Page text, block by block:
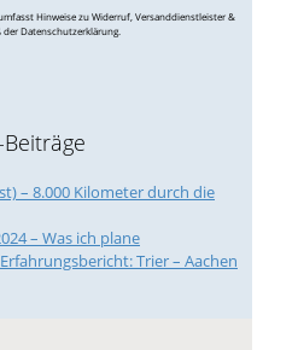
Hinweise zu Widerruf, Versanddienstleister &
der Datenschutzerklärung.
– 8.000 Kilometer durch die
– Was ich plane
Trier – Aachen